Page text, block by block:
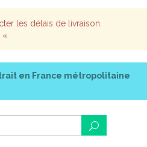
les délais de livraison.
«
en France métropolitaine